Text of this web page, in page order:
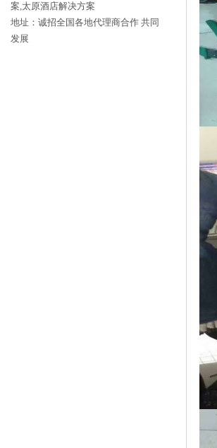
案,太原酒店解决方案
地址：诚招全国各地代理商合作 共同
发展